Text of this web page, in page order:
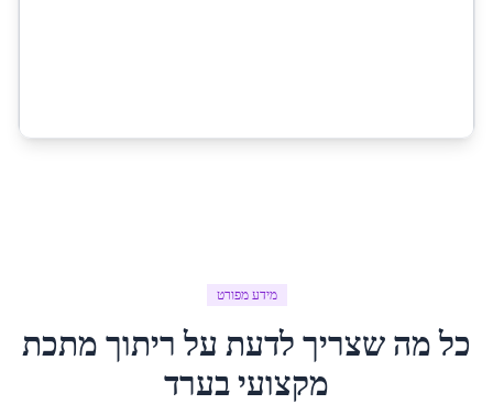
מידע מפורט
כל מה שצריך לדעת על ריתוך מתכת
מקצועיבערד